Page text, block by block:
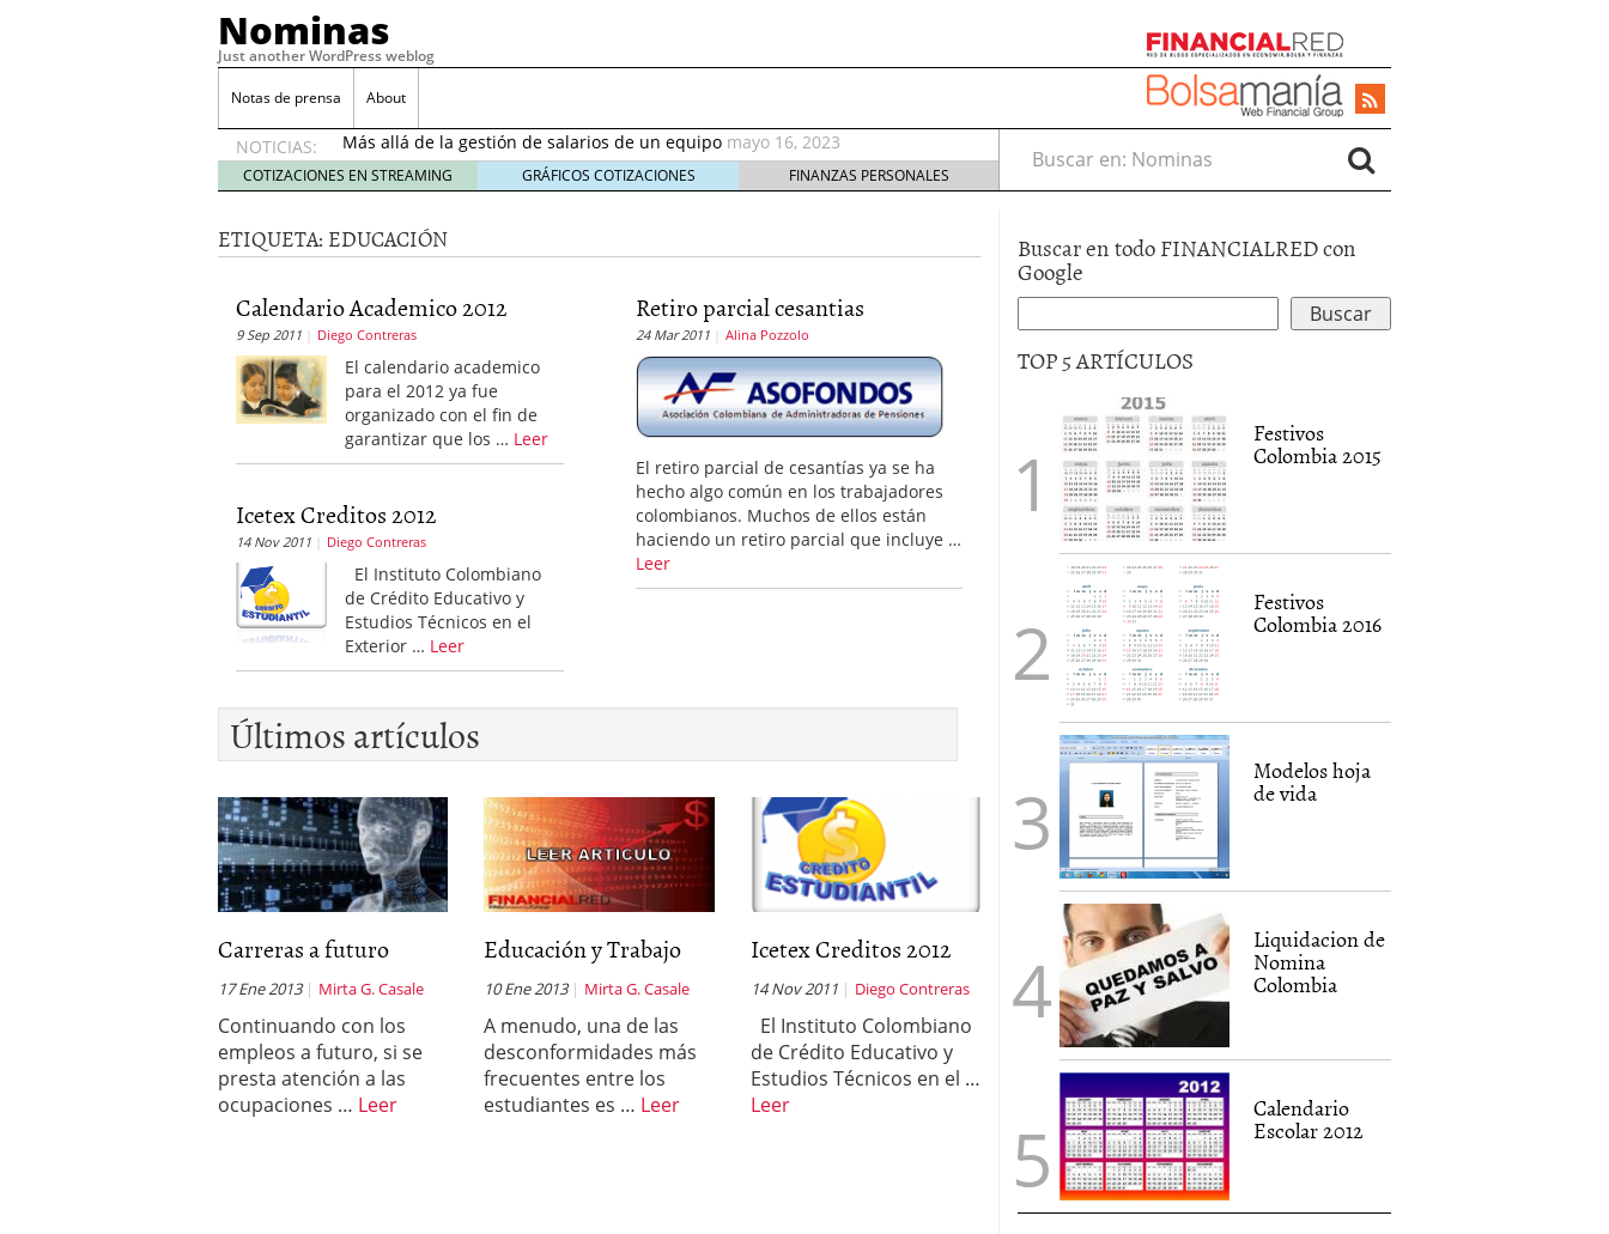
Nominas
Just another WordPress weblog
Notas de prensa About
NOTICIAS:
Desempleo Colombia septiembre 2017
Una digitalización imparable: nuevos recursos que debes tener en cuenta
en el sector financiero
septiembre 2, 2021
¿Cómo afectó el Coronavirus al desarrollo de las nuevas tecnologías? mayo
Consejos para el comercio de Bitcoin y criptomonedas
Más allá de la gestión de salarios de un equipo mayo 16, 2023
COTIZACIONES EN STREAMING GRÁFICOS COTIZACIONES FINANZAS PERSONALES
Buscar en:
ETIQUETA: EDUCACIÓN
Calendario Academico 2012
9 Sep 2011 Diego Contreras
El calendario academico
para el 2012 ya fue
organizado con el fin de
garantizar que los … Leer
Icetex Creditos 2012
14 Nov 2011 Diego Contreras
El Instituto Colombiano
de Crédito Educativo y
Estudios Técnicos en el
Exterior … Leer
Retiro parcial cesantias
24 Mar 2011 Alina Pozzolo
El retiro parcial de cesantías ya se ha
hecho algo común en los trabajadores
colombianos. Muchos de ellos están
haciendo un retiro parcial que incluye …
Leer
Últimos artículos
Carreras a futuro
17 Ene 2013 Mirta G. Casale
Continuando con los
empleos a futuro, si se
presta atención a las
ocupaciones … Leer
Educación y Trabajo
10 Ene 2013 Mirta G. Casale
A menudo, una de las
desconformidades más
frecuentes entre los
estudiantes es … Leer
Icetex Creditos 2012
14 Nov 2011 Diego Contreras
El Instituto Colombiano
de Crédito Educativo y
Estudios Técnicos en el …
Leer
Buscar en todo FINANCIALRED con
Google
TOP 5 ARTÍCULOS
Festivos
Colombia 2015
Festivos
Colombia 2016
Modelos hoja
de vida
Liquidacion de
Nomina
Colombia
Calendario
Escolar 2012